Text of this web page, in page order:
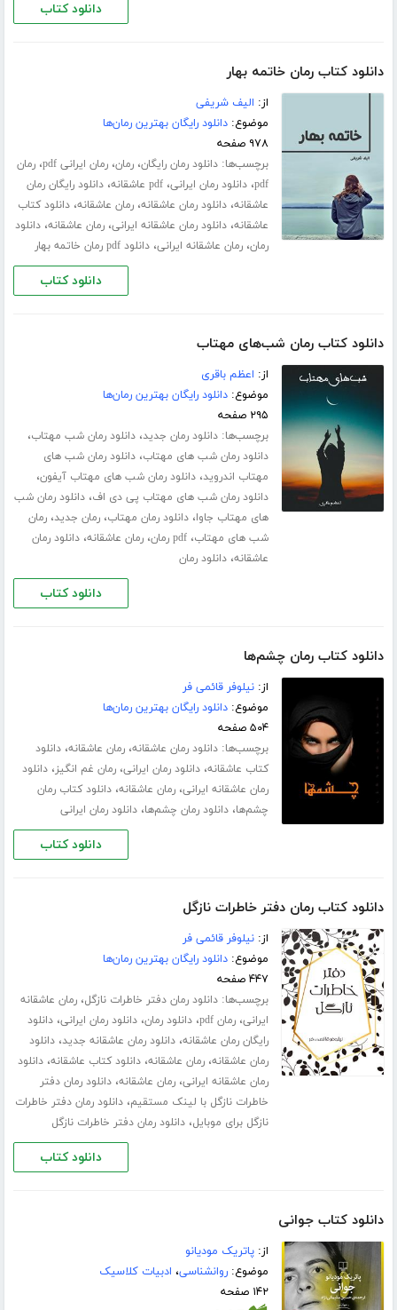
دانلود کتاب
دانلود کتاب رمان خاتمه بهار
از: الیف شریفی
موضوع:دانلود رایگان بهترین رمان‌ها
۹۷۸ صفحه
برچسب‌ها:دانلود رمان رایگان،رمان،رمان ایرانی pdf ،رمان
pdf،دانلود رمان ایرانی،pdf عاشقانه ،دانلود رایگان رمان
عاشقانه،دانلود رمان عاشقانه،رمان عاشقانه،دانلود کتاب
عاشقانه،دانلود رمان عاشقانه ایرانی،رمان عاشقانه،دانلود
رمان،رمان عاشقانه ایرانی،دانلود pdf رمان خاتمه بهار
دانلود کتاب
دانلود کتاب رمان شب‌های مهتاب
از: اعظم باقری
موضوع:دانلود رایگان بهترین رمان‌ها
۲۹۵ صفحه
برچسب‌ها:دانلود رمان جدید،دانلود رمان شب مهتاب،
دانلود رمان شب های مهتاب،دانلود رمان شب های
مهتاب اندروید،دانلود رمان شب های مهتاب آیفون،
دانلود رمان شب های مهتاب پی دی اف،دانلود رمان شب
های مهتاب جاوا،دانلود رمان مهتاب،رمان جدید،رمان
شب های مهتاب،pdf رمان ،رمان عاشقانه،دانلود رمان
عاشقانه،دانلود رمان
دانلود کتاب
دانلود کتاب رمان چشم‌ها
از:نیلوفر قائمی فر
موضوع:دانلود رایگان بهترین رمان‌ها
۵۰۴ صفحه
برچسب‌ها:دانلود رمان عاشقانه،رمان عاشقانه،دانلود
کتاب عاشقانه،دانلود رمان ایرانی،رمان غم انگیز،دانلود
رمان عاشقانه ایرانی،رمان عاشقانه،دانلود کتاب رمان
چشم‌ها،دانلود رمان چشم‌ها،دانلود رمان ایرانی
دانلود کتاب
دانلود کتاب رمان دفتر خاطرات نازگل
از:نیلوفر قائمی فر
موضوع:دانلود رایگان بهترین رمان‌ها
۴۴۷ صفحه
برچسب‌ها:دانلود رمان دفتر خاطرات نازگل،رمان عاشقانه
ایرانی،رمان pdf ،دانلود رمان،دانلود رمان ایرانی،دانلود
رایگان رمان عاشقانه،دانلود رمان عاشقانه جدید،دانلود
رمان عاشقانه،رمان عاشقانه،دانلود کتاب عاشقانه،دانلود
رمان عاشقانه ایرانی،رمان عاشقانه،دانلود رمان دفتر
خاطرات نازگل با لینک مستقیم،دانلود رمان دفتر خاطرات
نازگل برای موبایل،دانلود رمان دفتر خاطرات نازگل
دانلود کتاب
دانلود کتاب جوانی
از:پاتریک مودیانو
موضوع:روانشناسی، ادبیات کلاسیک
۱۴۲ صفحه